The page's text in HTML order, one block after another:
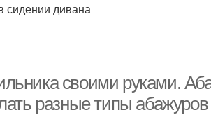
сидении дивана
своими руками.
разные типы абажуров